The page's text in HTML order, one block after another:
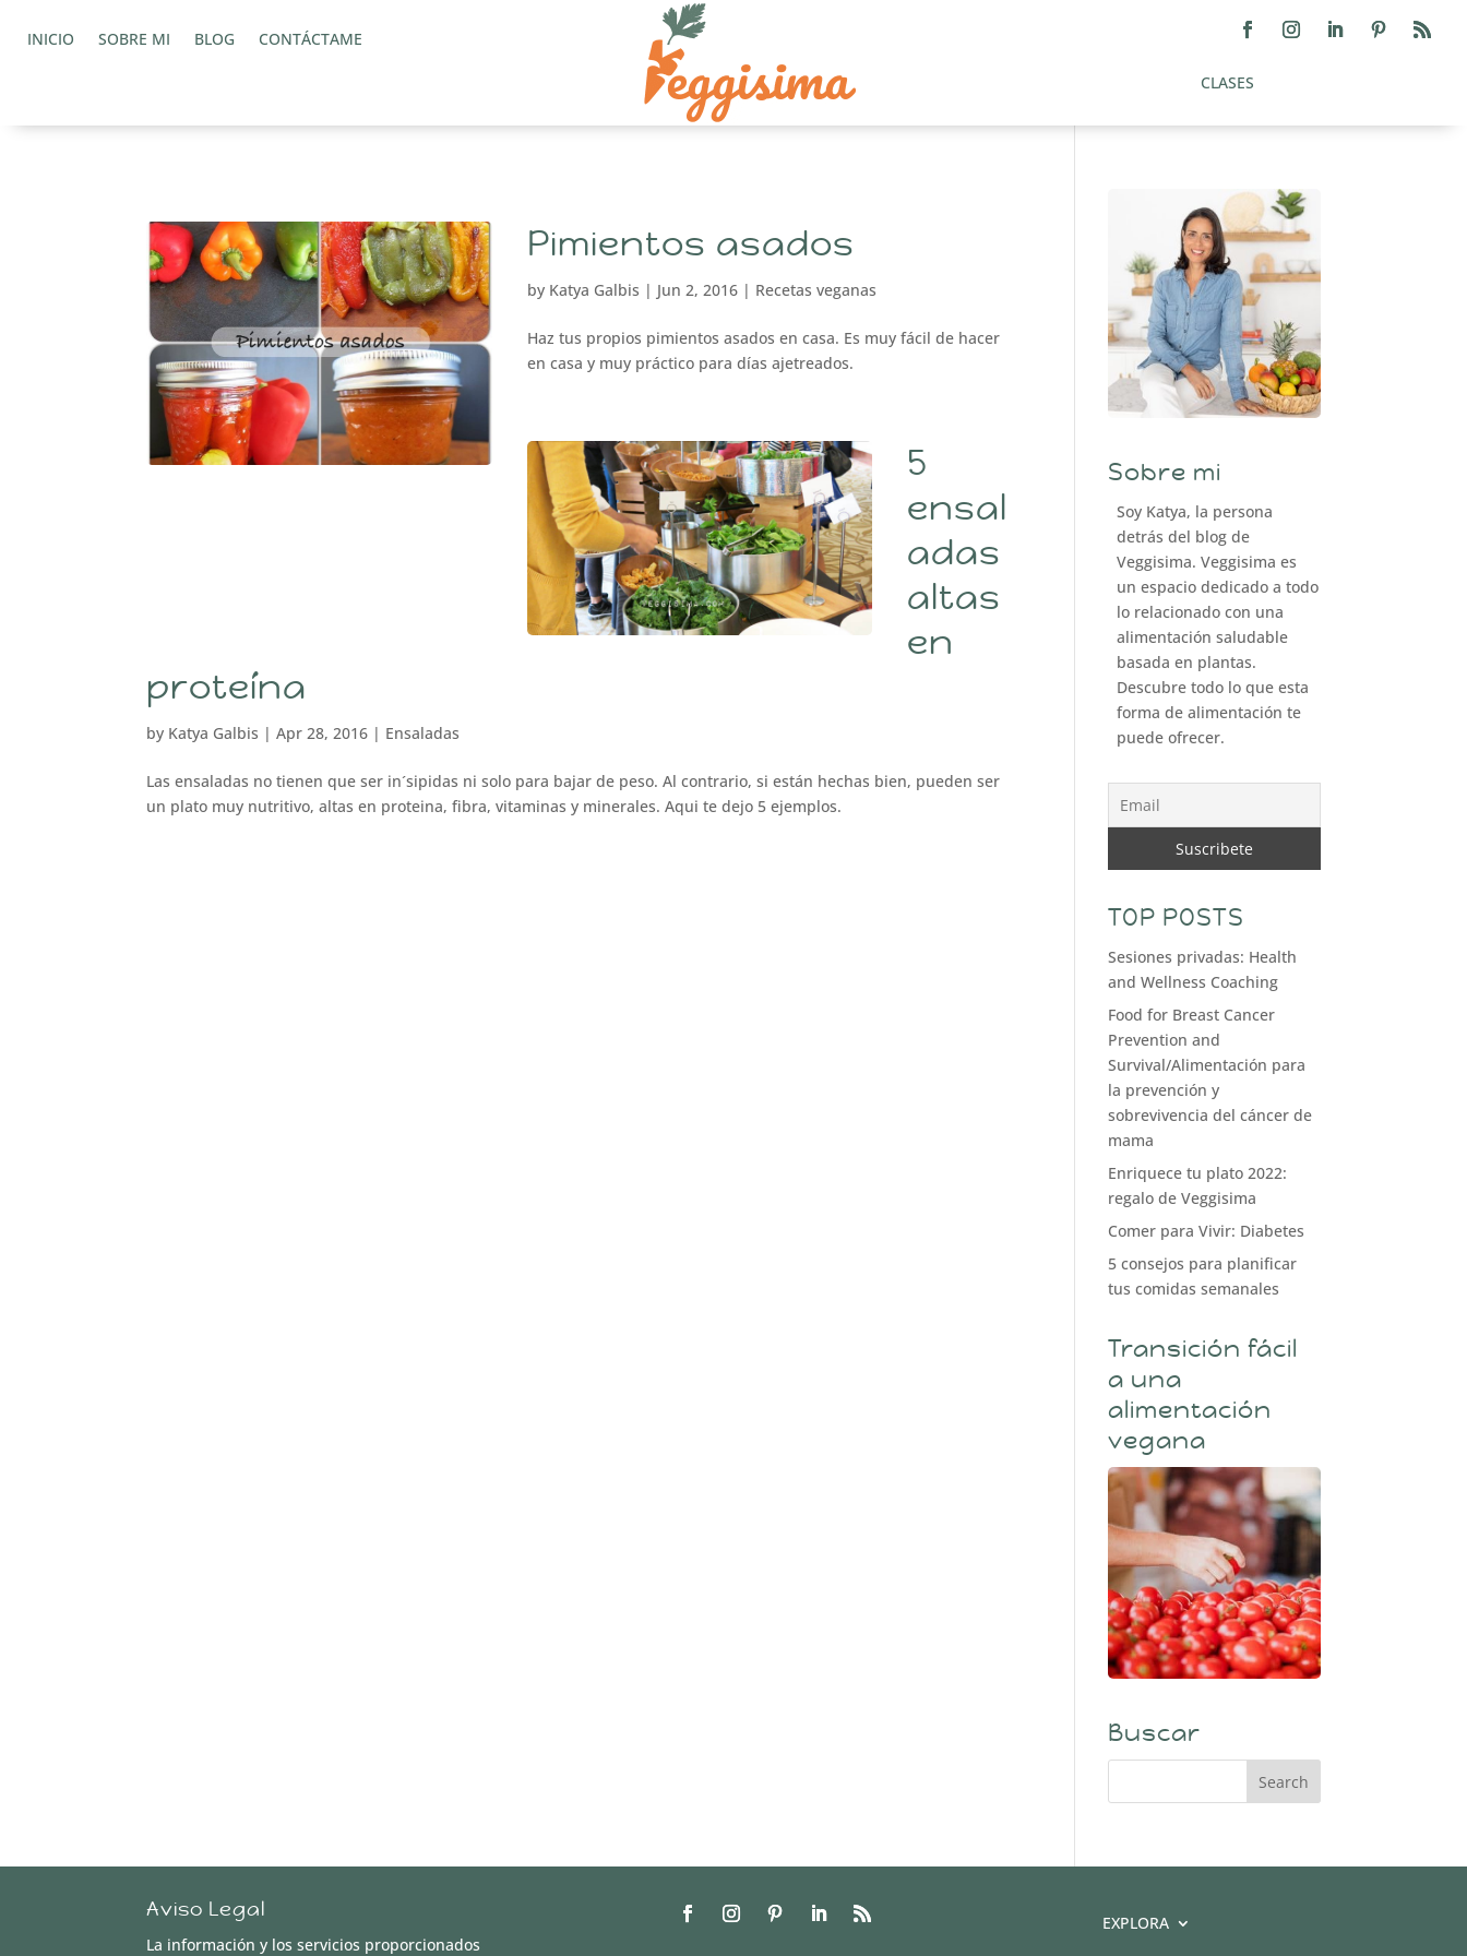
INICIO SOBRE MI BLOG CONTÁCTAME
CLASES
Pimientos asados
by Katya Galbis | Jun 2, 2016| Recetas veganas
Haz tus propios pimientos asados en casa. Es muy fácil de hacer
en casa y muy práctico para días ajetreados.
5
ensal
adas
altas
en
proteína
by Katya Galbis |Apr 28, 2016 | Ensaladas
Las ensaladas no tienen que ser in´sipidas ni solo para bajar de peso. Al contrario, si están hechas bien, pueden ser
un plato muy nutritivo, altas en proteina, fibra, vitaminas y minerales. Aqui te dejo 5 ejemplos.
Sobre mi
Soy Katya, la persona
detrás del blog de
Veggisima. Veggisima es
un espacio dedicado a todo
lo relacionado con una
alimentación saludable
basada en plantas.
Descubre todo lo que esta
forma de alimentación te
puede ofrecer.
TOP POSTS
Sesiones privadas: Health
and Wellness Coaching
Food for Breast Cancer
Prevention and
Survival/Alimentación para
la prevención y
sobrevivencia del cáncer de
mama
Enriquece tu plato 2022:
regalo de Veggisima
Comer para Vivir: Diabetes
5 consejos para planificar
tus comidas semanales
Transición fácil
a una
alimentación
vegana
Buscar
Aviso Legal
La información y los servicios proporcionados
EXPLORA